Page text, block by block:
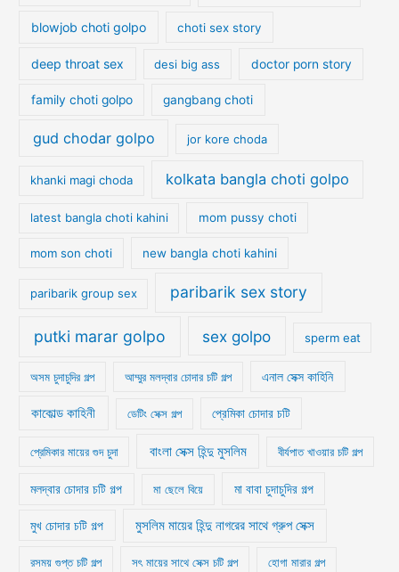
blowjob choti golpo choti sex story
deep throat sex desi big ass doctor porn story
family choti golpo gangbang choti
gud chodar golpo jor kore choda
khanki magi choda kolkata bangla choti golpo
latest bangla choti kahini mom pussy choti
mom son choti new bangla choti kahini
paribarik group sex paribarik sex story
putki marar golpo sex golpo sperm eat
অসম চুদাচুদির গল্প আম্মুর মলদ্বার চোদার চটি গল্প এনাল সেক্স কাহিনি
কাকোল্ড কাহিনী ডেটিং সেক্স গল্প প্রেমিকা চোদার চটি
প্রেমিকার মায়ের গুদ চুদা বাংলা সেক্স হিন্দু মুসলিম বীর্যপাত খাওয়ার চটি গল্প
মলদ্বার চোদার চটি গল্প মা ছেলে বিয়ে মা বাবা চুদাচুদির গল্প
মুখ চোদার চটি গল্প মুসলিম মায়ের হিন্দু নাগরের সাথে গ্রুপ সেক্স
রসময় গুপ্ত চটি গল্প সৎ মায়ের সাথে সেক্স চটি গল্প হোগা মারার গল্প